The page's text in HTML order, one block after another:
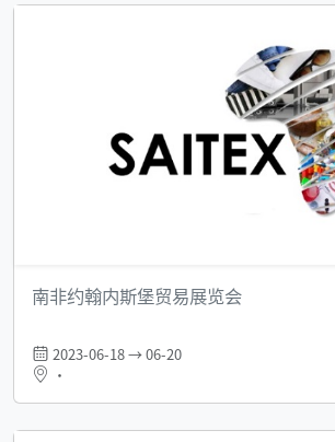
南非约翰内斯堡贸易展览会
2023-06-18 → 06-20
•